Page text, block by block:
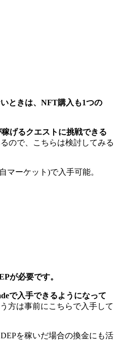
ときは、NFT購入も1つの
げるクエストに挑戦できる
ので、こちらは検討してみる
マーケット)で入手可能。
が必要です。
で入手できるようになって
方は事前にこちらで入手して
を稼いだ場合の換金にも活